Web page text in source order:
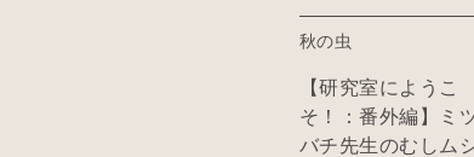
秋の虫
【研究室にようこ
そ！：番外編】ミ
バチ先生のむしム